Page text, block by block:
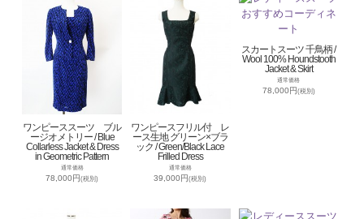
ワンピーススーツ ブル
ージオメトリー / Blue
Collarless Jacket & Dress
in Geometric Pattern
通常価格
78,000円(税別)
ワンピースフリル付 レ
ース生地 グリーン×ブラ
ック / Green/Black Lace
Frilled Dress
通常価格
39,000円(税別)
スカートスーツ 千鳥柄 /
Wool 100% Houndstooth
Jacket & Skirt
通常価格
78,000円(税別)